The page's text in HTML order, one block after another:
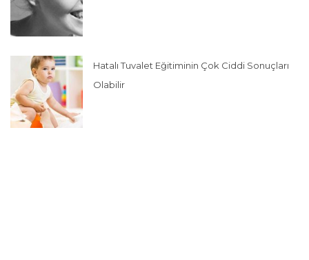
Hatalı Tuvalet Eğitiminin Çok Ciddi Sonuçları
Olabilir